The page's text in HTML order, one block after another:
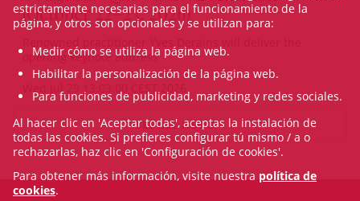
(October 22–23, 2026)
opening keynote address
Wed Jul 29 13:03:00 CEST 2026
SEE ALL NEWS
estrictamente necesarias para el funcionamiento de la
página, y otros son opcionales y se utilizan para:
Medir cómo se utiliza la página web.
Habilitar la personalización de la página web.
Para funciones de publicidad, marketing y redes sociales.
Al hacer clic en 'Aceptar todas', aceptas la instalación de
todas las cookies. Si prefieres configurar tú mismo / a o
rechazarlas, haz clic en 'Configuración de cookies'.
Para obtener más información, visite nuestra política de
cookies.